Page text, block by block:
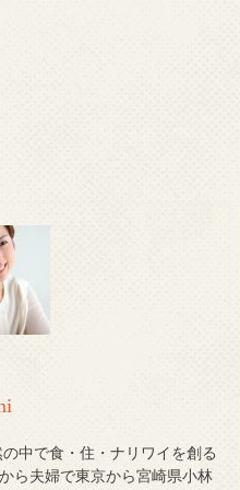
中で食・住・ナリワイを創る
ら夫婦で東京から宮崎県小林